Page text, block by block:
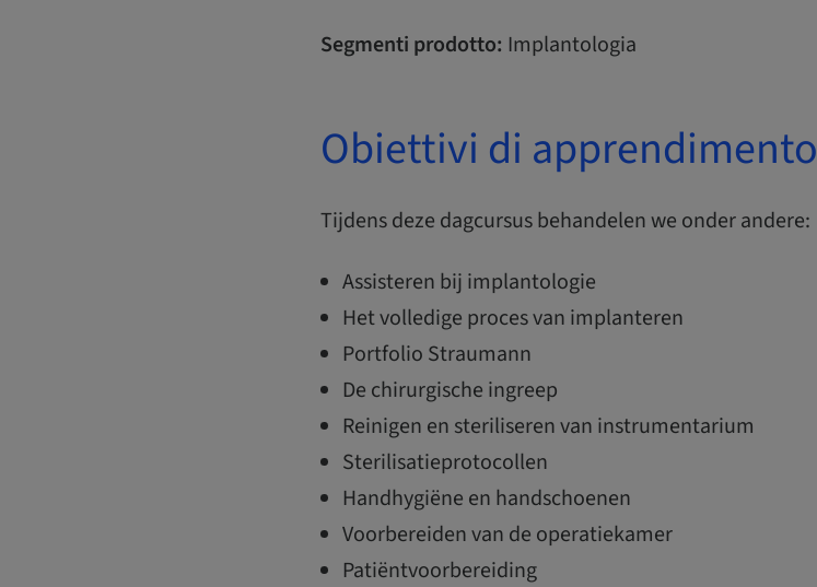
Segmenti prodotto: Implantologia
Obiettivi di apprendimento
Tijdens deze dagcursus behandelen we onder andere:
Assisteren bij implantologie
Het volledige proces van implanteren
Portfolio Straumann
De chirurgische ingreep
Reinigen en steriliseren van instrumentarium
Sterilisatieprotocollen
Handhygiëne en handschoenen
Voorbereiden van de operatiekamer
Patiëntvoorbereiding